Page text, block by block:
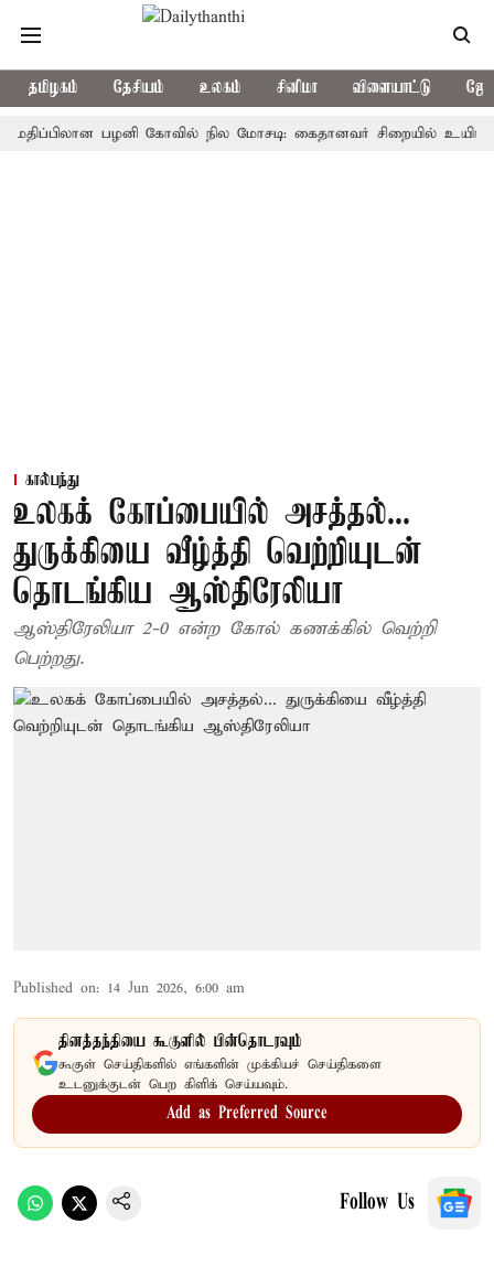
தமிழகம் தேசியம் உலகம் சினிமா விளையாட்டு
பழனி கோவில் நில மோசடி: கைதானவர் சிறையில் உயிரிழப்பு
கால்பந்து
உலகக் கோப்பையில் அசத்தல்...
துருக்கியை வீழ்த்தி வெற்றியுடன்
தொடங்கிய ஆஸ்திரேலியா
ஆஸ்திரேலியா 2-0 என்ற கோல் கணக்கில் வெற்றி
பெற்றது.
Published on: 14 Jun 2026, 6:00 am
தினத்தந்தியை கூகுளில் பின்தொடரவும்
கூகுள் செய்திகளில் எங்களின் முக்கியச் செய்திகளை
உடனுக்குடன் பெற கிளிக் செய்யவும்.
Add as Preferred Source
Follow Us